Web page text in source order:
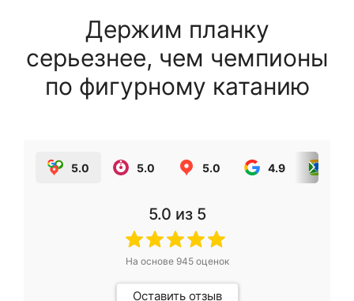
Держим планку
серьезнее, чем чемпионы
по фигурному катанию
5.0 5.0 5.0 4.9
5.0 из 5
На основе 945оценок
Оставить отзыв